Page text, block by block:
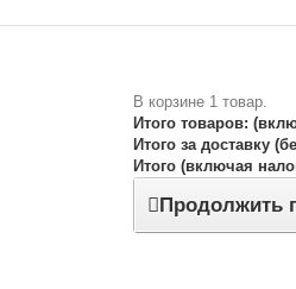
В корзине 1 товар.
Итого товаров:
Итого за доставку
Итого (включая
Продолжить